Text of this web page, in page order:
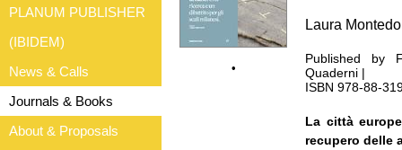
•
Laura
Published by
Quaderni |
ISBN 978-88-
La città
recupero delle
PLANUM PUBLISHER
(IBIDEM)
News & Calls
Journals & Books
About & Proposals